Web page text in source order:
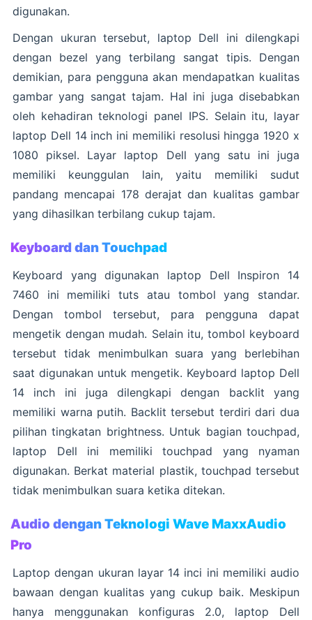
digunakan.
Dengan ukuran tersebut, laptop Dell ini dilengkapi
dengan bezel yang terbilang sangat tipis. Dengan
demikian, para pengguna akan mendapatkan kualitas
gambar yang sangat tajam. Hal ini juga disebabkan
oleh kehadiran teknologi panel IPS. Selain itu, layar
laptop Dell 14 inch ini memiliki resolusi hingga 1920 x
1080 piksel. Layar laptop Dell yang satu ini juga
memiliki keunggulan lain, yaitu memiliki sudut
pandang mencapai 178 derajat dan kualitas gambar
yang dihasilkan terbilang cukup tajam.
Keyboard dan Touchpad
Keyboard yang digunakan laptop Dell Inspiron 14
7460 ini memiliki tuts atau tombol yang standar.
Dengan tombol tersebut, para pengguna dapat
mengetik dengan mudah. Selain itu, tombol keyboard
tersebut tidak menimbulkan suara yang berlebihan
saat digunakan untuk mengetik. Keyboard laptop Dell
14 inch ini juga dilengkapi dengan backlit yang
memiliki warna putih. Backlit tersebut terdiri dari dua
pilihan tingkatan brightness. Untuk bagian touchpad,
laptop Dell ini memiliki touchpad yang nyaman
digunakan. Berkat material plastik, touchpad tersebut
tidak menimbulkan suara ketika ditekan.
Audio dengan Teknologi Wave MaxxAudio
Pro
Laptop dengan ukuran layar 14 inci ini memiliki audio
bawaan dengan kualitas yang cukup baik. Meskipun
hanya menggunakan konfiguras 2.0, laptop Dell